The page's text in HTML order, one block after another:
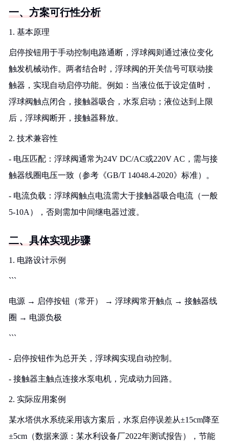
一、方案可行性分析
1. 基本原理
启停按钮用于手动控制电路通断，浮球阀则通过液位变化
触发机械动作。两者结合时，浮球阀的开关信号可联动接
触器，实现自动启停功能。例如：当液位低于设定值时，
浮球阀触点闭合，接触器吸合，水泵启动；液位达到上限
后，浮球阀断开，接触器释放。
2. 技术兼容性
- 电压匹配：浮球阀通常为24V DC/AC或220V AC，需与接
触器线圈电压一致（参考《GB/T 14048.4-2020》标准）。
- 电流负载：浮球阀触点电流需大于接触器吸合电流（一般
5-10A），否则需加中间继电器过渡。
二、具体实现步骤
1. 电路设计示例
```
电源 → 启停按钮（常开） → 浮球阀常开触点 → 接触器线
圈 → 电源负极
```
- 启停按钮作为总开关，浮球阀实现自动控制。
- 接触器主触点连接水泵电机，完成动力回路。
2. 实际应用案例
某水塔供水系统采用该方案后，水泵启停误差从±15cm降至
±5cm（数据来源：某水利设备厂2022年测试报告），节能